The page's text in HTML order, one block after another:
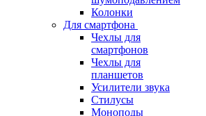
Колонки
Для смартфона
Чехлы для
смартфонов
Чехлы для
планшетов
Усилители звука
Стилусы
Моноподы